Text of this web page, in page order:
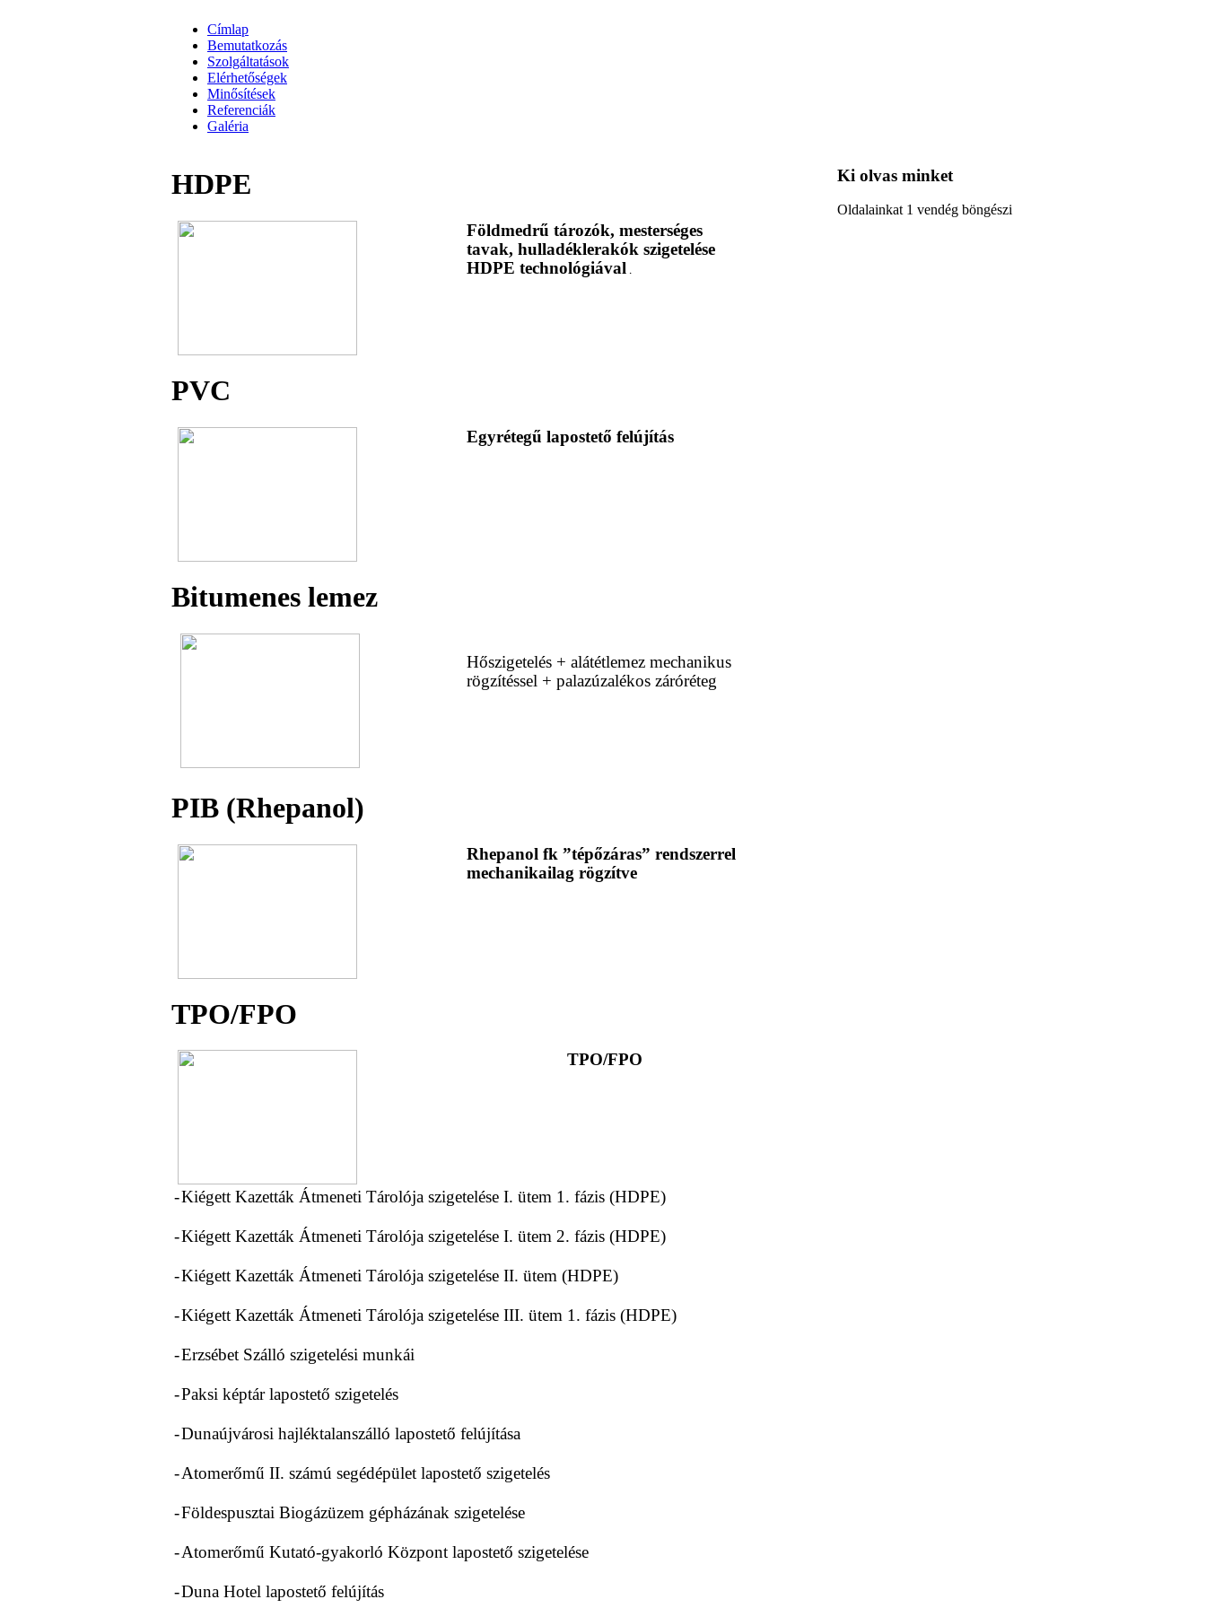
Címlap
Bemutatkozás
Szolgáltatások
Elérhetőségek
Minősítések
Referenciák
Galéria
HDPE
Földmedrű tározók, mesterséges
tavak, hulladéklerakók szigetelése
HDPE technológiával .
PVC
Egyrétegű lapostető felújítás
Bitumenes lemez
Hőszigetelés + alátétlemez mechanikus
rögzítéssel + palazúzalékos záróréteg
PIB (Rhepanol)
Rhepanol fk ”tépőzáras” rendszerrel
mechanikailag rögzítve
TPO/FPO
TPO/FPO
-Kiégett Kazetták Átmeneti Tárolója szigetelése I. ütem 1. fázis (HDPE)
-Kiégett Kazetták Átmeneti Tárolója szigetelése I. ütem 2. fázis (HDPE)
-Kiégett Kazetták Átmeneti Tárolója szigetelése II. ütem (HDPE)
-Kiégett Kazetták Átmeneti Tárolója szigetelése III. ütem 1. fázis (HDPE)
-Erzsébet Szálló szigetelési munkái
-Paksi képtár lapostető szigetelés
-Dunaújvárosi hajléktalanszálló lapostető felújítása
-Atomerőmű II. számú segédépület lapostető szigetelés
-Földespusztai Biogázüzem gépházának szigetelése
-Atomerőmű Kutató-gyakorló Központ lapostető szigetelése
-Duna Hotel lapostető felújítás
Ki olvas minket
Oldalainkat 1 vendég böngészi